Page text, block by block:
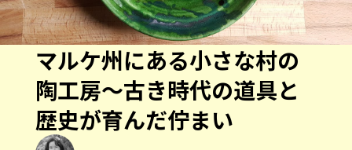
マルケ州にある小さな村の
陶工房〜古き時代の道具と
歴史が育んだ佇まい